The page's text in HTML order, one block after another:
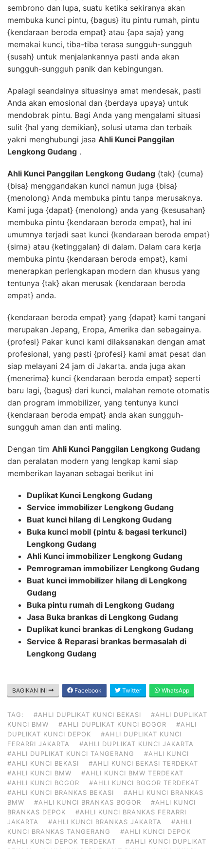
sembrono dan lupa, suatu ketika sekiranya akan
membuka kunci pintu, {bagus} itu pintu rumah, pintu
{kendaraan beroda empat} atau {apa saja} yang
memakai kunci, tiba-tiba terasa sungguh-sungguh
{susah} untuk menjalankannya pasti anda akan
sungguh-sungguh panik dan kebingungan.
Apalagi seandainya situasinya amat mendesak, pasti
Anda akan emosional dan {berdaya upaya} untuk
mendobrak pintu. Bagi Anda yang mengalami situasi
sulit {hal yang demikian}, solusi utama dan terbaik
yakni menghubungi jasa Ahli Kunci Panggilan
Lengkong Gudang .
Ahli Kunci Panggilan Lengkong Gudang {tak} {cuma}
{bisa} menggandakan kunci namun juga {bisa}
{menolong} Anda membuka pintu tanpa merusaknya.
Kami juga {dapat} {menolong} anda yang {kesusahan}
membuka pintu {kendaraan beroda empat}, hal ini
umumnya terjadi saat kunci {kendaraan beroda empat}
{sirna} atau {ketinggalan} di dalam. Dalam cara kerja
membuka pintu {kendaraan beroda empat}, kami
menerapkan perlengkapan modern dan khusus yang
tentunya {tak} akan merusak {kendaraan beroda
empat} anda.
{kendaraan beroda empat} yang {dapat} kami tangani
merupakan Jepang, Eropa, Amerika dan sebagainya.
{profesi} Pakar kunci kami dilaksanakan dengan amat
profesional, yang pasti {profesi} kami amat pesat dan
siap melayani 24 jam di Jakarta. anda juga akan
{menerima} kunci {kendaraan beroda empat} seperti
baru lagi, {bagus} dari kunci, malahan remote otomatis
dan program immobilizer, yang tentunya kunci
{kendaraan beroda empat} anda akan sungguh-
sungguh aman dan anti maling.
Dengan tim Ahli Kunci Panggilan Lengkong Gudang
dan peralatan modern yang lengkap kami siap
memberikan layanan sebagai berikut ini
Duplikat Kunci Lengkong Gudang
Service immobilizer Lengkong Gudang
Buat kunci hilang di Lengkong Gudang
Buka kunci mobil (pintu & bagasi terkunci)
Lengkong Gudang
Ahli Kunci immobilizer Lengkong Gudang
Pemrograman immobilizer Lengkong Gudang
Buat kunci immobilizer hilang di Lengkong
Gudang
Buka pintu rumah di Lengkong Gudang
Jasa Buka brankas di Lengkong Gudang
Duplikat kunci brankas di Lengkong Gudang
Service & Reparasi brankas bermasalah di
Lengkong Gudang
BAGIKAN INI Facebook Twitter WhatsApp
TAG: #AHLI DUPLIKAT KUNCI BEKASI
#AHLI DUPLIKAT
KUNCI BMW
#AHLI DUPLIKAT KUNCI BOGOR
#AHLI
DUPLIKAT KUNCI DEPOK
#AHLI DUPLIKAT KUNCI
FERARRI JAKARTA
#AHLI DUPLIKAT KUNCI JAKARTA
#AHLI DUPLIKAT KUNCI TANGERANG
#AHLI KUNCI
#AHLI KUNCI BEKASI
#AHLI KUNCI BEKASI TERDEKAT
#AHLI KUNCI BMW
#AHLI KUNCI BMW TERDEKAT
#AHLI KUNCI BOGOR
#AHLI KUNCI BOGOR TERDEKAT
#AHLI KUNCI BRANKAS BEKASI
#AHLI KUNCI BRANKAS
BMW
#AHLI KUNCI BRANKAS BOGOR
#AHLI KUNCI
BRANKAS DEPOK
#AHLI KUNCI BRANKAS FERARRI
JAKARTA
#AHLI KUNCI BRANKAS JAKARTA
#AHLI
KUNCI BRANKAS TANGERANG
#AHLI KUNCI DEPOK
#AHLI KUNCI DEPOK TERDEKAT
#AHLI KUNCI DUPLIKAT